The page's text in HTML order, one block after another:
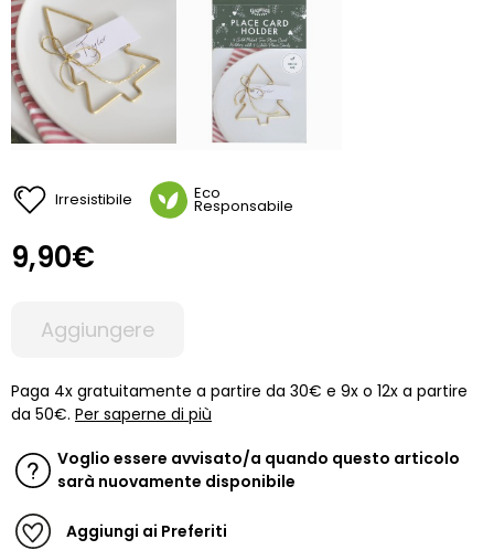
Irresistibile Eco
Responsabile
9,90€
Aggiungere
Paga 4x gratuitamente a partire da 30€ e 9x o 12x a partire
da 50€. Per saperne di più
Voglio essere avvisato/a quando questo articolo
sarà nuovamente disponibile
Aggiungi ai Preferiti